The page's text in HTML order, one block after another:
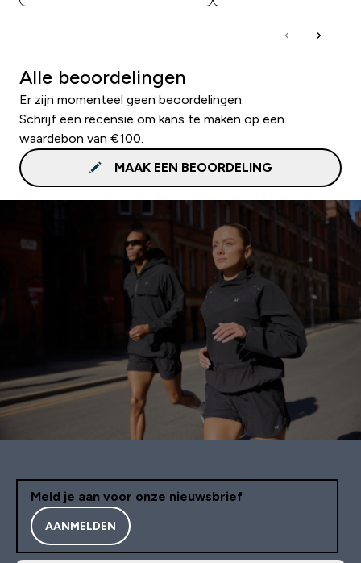
Alle beoordelingen
Er zijn momenteel geen beoordelingen.
Schrijf een recensie om kans te maken op een
waardebon van €100.
MAAK EEN BEOORDELING
Meld je aan voor onze nieuwsbrief
AANMELDEN